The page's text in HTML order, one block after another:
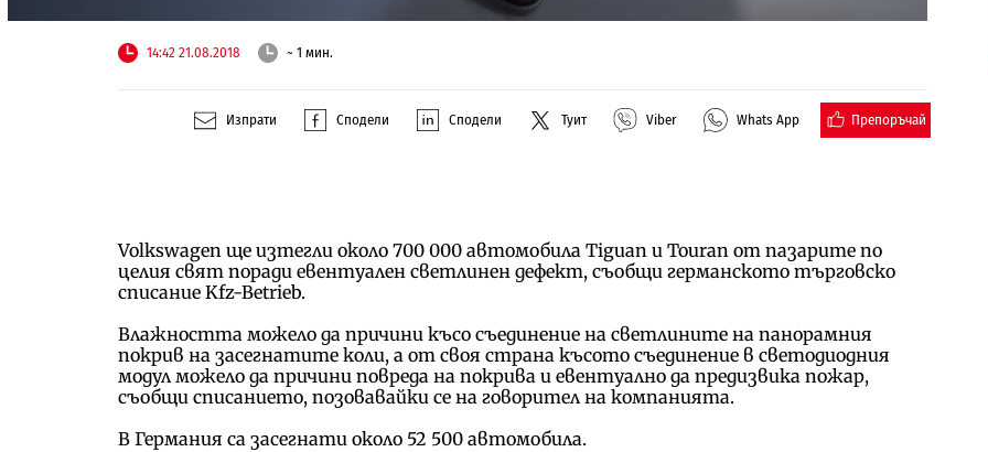
14:42 21.08.2018 ~ 1 мин.
Изпрати Сподели Сподели Туит Viber Whats App Препоръчай
Volkswagen ще изтегли около 700 000 автомобила Tiguan и Touran от пазарите по
целия свят поради евентуален светлинен дефект, съобщи германското търговско
списание Kfz-Betrieb.
Влажността можело да причини късо съединение на светлините на панорамния
покрив на засегнатите коли, а от своя страна късото съединение в светодиодния
модул можело да причини повреда на покрива и евентуално да предизвика пожар,
съобщи списанието, позовавайки се на говорител на компанията.
В Германия са засегнати около 52 500 автомобила.